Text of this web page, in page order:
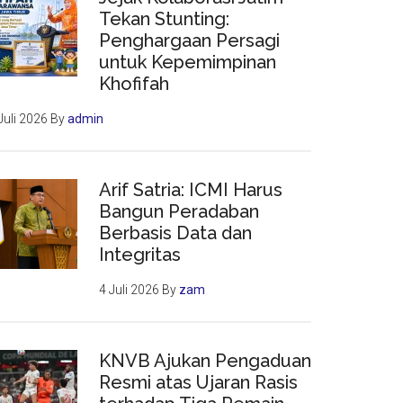
Tekan Stunting:
Penghargaan Persagi
untuk Kepemimpinan
Khofifah
2026 Byadmin
Arif Satria: ICMI Harus
Bangun Peradaban
Berbasis Data dan
Integritas
4 Juli 2026 By zam
KNVB Ajukan Pengaduan
Resmi atas Ujaran Rasis